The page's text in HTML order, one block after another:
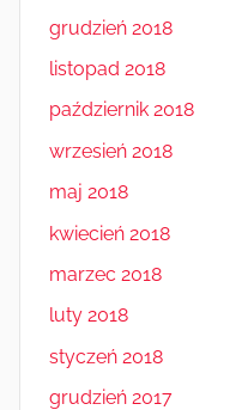
grudzień 2018
listopad 2018
październik 2018
wrzesień 2018
maj 2018
kwiecień 2018
marzec 2018
luty 2018
styczeń 2018
grudzień 2017